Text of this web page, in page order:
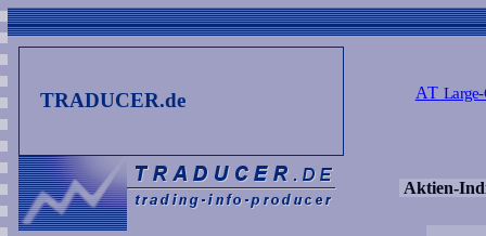
TRADUCER.de AT Large-
Aktien-